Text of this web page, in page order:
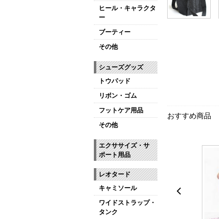
おすすめ商品
ヒール・キャラクタ
ー
ブーティー
その他
シューズグッズ
トウパッド
リボン・ゴム
フットケア用品
その他
エクササイズ・サ
ポート用品
レオタード
キャミソール
ワイドストラップ・
タンク